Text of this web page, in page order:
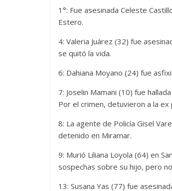
1°: Fue asesinada Celeste
Estero.
4: Valeria Juárez (32) fue
se quitó la vida.
6: Dahiana Moyano (24) fue
7: Joselin Mamani (10) fue
Por el crimen, detuvieron a la ex
8: La agente de Policía Gisel
detenido en Miramar.
9: Murió Liliana Loyola (64) en
sospechas sobre su hijo, pero
13: Susana Yas (77) fue